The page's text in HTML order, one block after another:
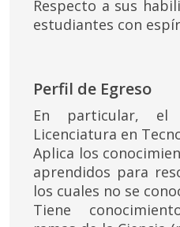
Respecto a sus
estudiantes con
Perfil de Egreso
En particular,
Licenciatura en
Aplica los
aprendidos para
los cuales no se
Tiene